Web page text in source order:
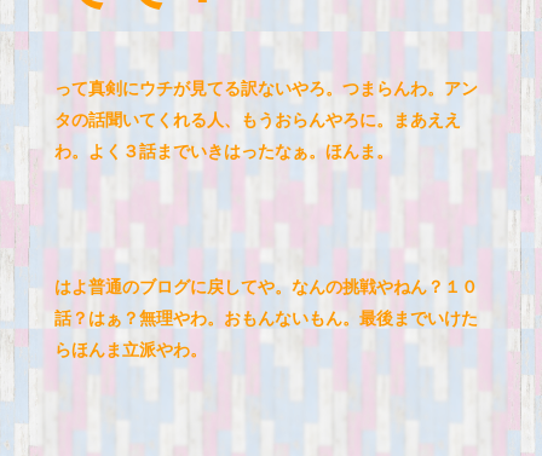
って真剣にウチが見てる訳ないやろ。つまらんわ。アン
タの話聞いてくれる人、もうおらんやろに。まあええ
わ。よく３話までいきはったなぁ。ほんま。
はよ普通のブログに戻してや。なんの挑戦やねん？１０
話？はぁ？無理やわ。おもんないもん。最後までいけた
らほんま立派やわ。